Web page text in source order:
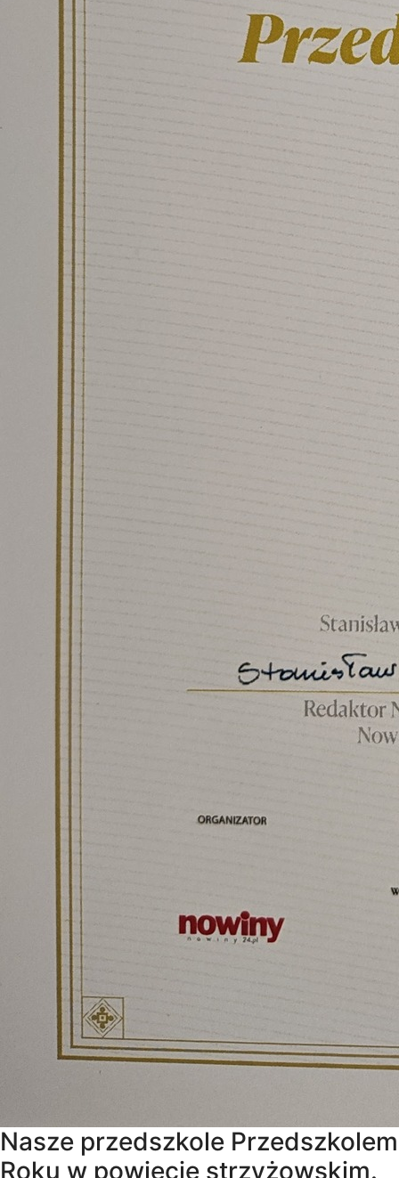
Nasze przedszkole Przedszkolem
Roku w powiecie strzyżowskim.